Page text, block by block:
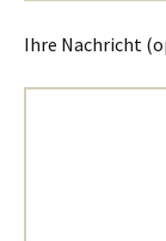
Ihre Nachricht